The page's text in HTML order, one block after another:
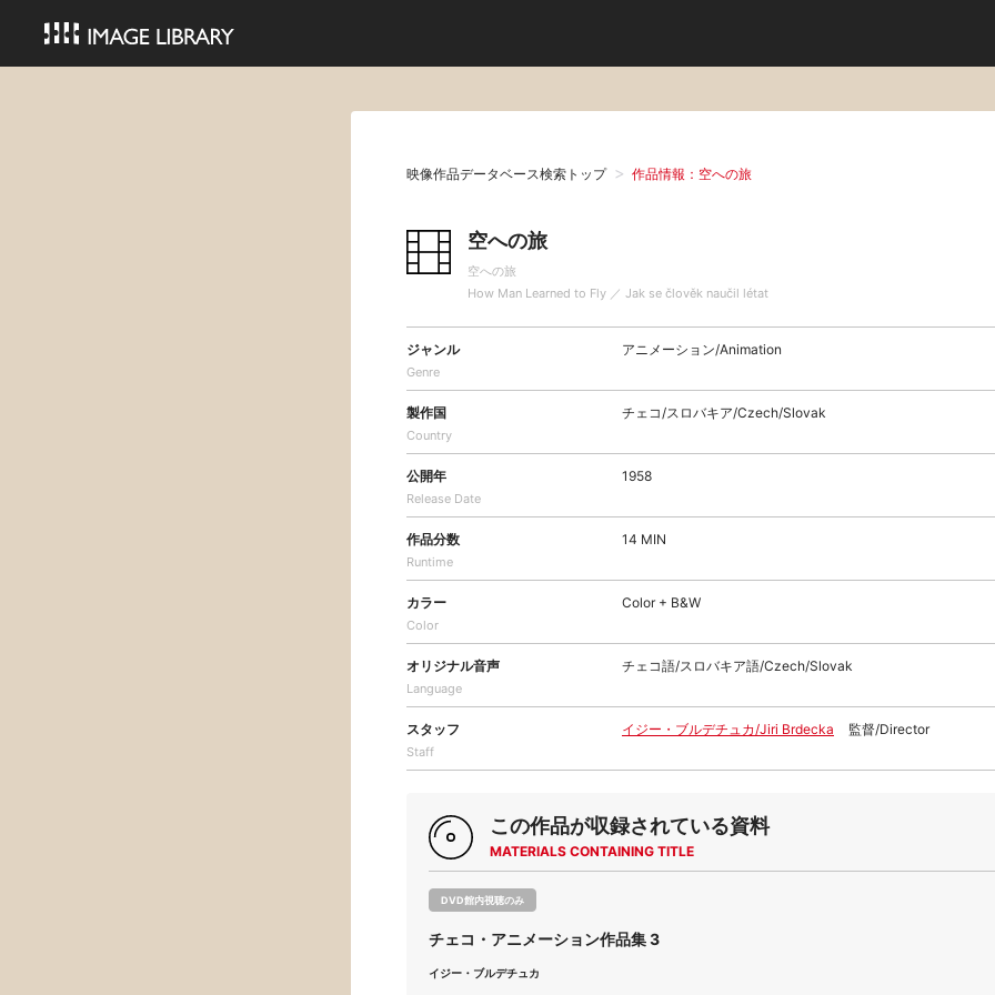
映像作品データベース検索トップ 作品情報：空への旅
空への旅
空への旅
How Man Learned to Fly ／ Jak se člověk naučil létat
ジャンル
Genre
アニメーション/Animation
製作国
Country
チェコ/スロバキア/Czech/Slovak
公開年
Release Date
1958
作品分数
Runtime
14 MIN
カラー
Color
Color + B&W
オリジナル音声
Language
チェコ語/スロバキア語/Czech/Slovak
スタッフ
Staff
イジー・ブルデチュカ/Jiri Brdecka 監督/Director
この作品が収録されている資料
MATERIALS CONTAINING TITLE
DVD館内視聴のみ
チェコ・アニメーション作品集 3
イジー・ブルデチュカ